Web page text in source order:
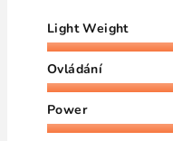
Light Weight
Ovládání
Power